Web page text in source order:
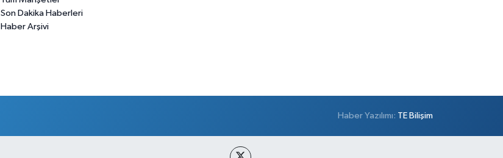
Son Dakika Haberleri
Haber Arşivi
Haber Yazılımı: TE Bilişim